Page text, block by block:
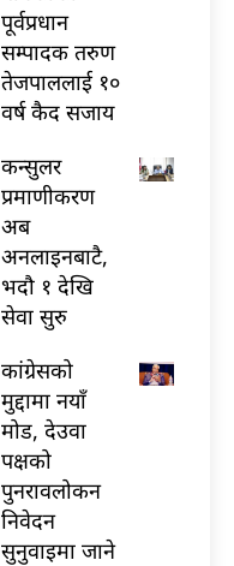
पूर्वप्रधान
सम्पादक तरुण
तेजपाललाई १०
वर्ष कैद सजाय
कन्सुलर
प्रमाणीकरण
अब
अनलाइनबाटै,
भदौ १ देखि
सेवा सुरु
कांग्रेसको
मुद्दामा नयाँ
मोड, देउवा
पक्षको
पुनरावलोकन
निवेदन
सुनुवाइमा जाने